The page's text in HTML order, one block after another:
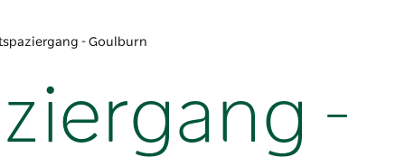
- Goulburn
-